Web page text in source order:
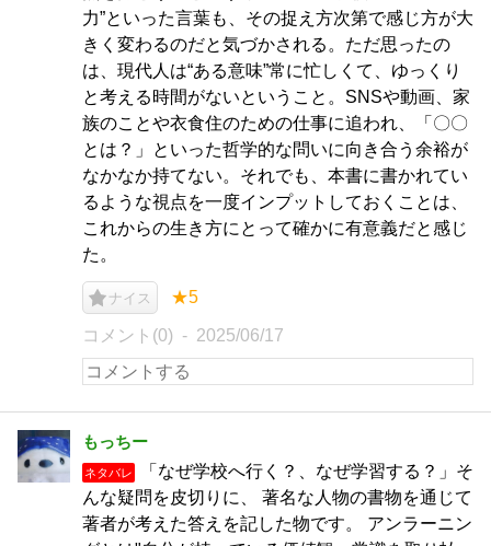
力”といった言葉も、その捉え方次第で感じ方が大
きく変わるのだと気づかされる。ただ思ったの
は、現代人は“ある意味”常に忙しくて、ゆっくり
と考える時間がないということ。SNSや動画、家
族のことや衣食住のための仕事に追われ、「〇〇
とは？」といった哲学的な問いに向き合う余裕が
なかなか持てない。それでも、本書に書かれてい
るような視点を一度インプットしておくことは、
これからの生き方にとって確かに有意義だと感じ
た。
ナイス ★5
コメント(0) 2025/06/17
もっちー
ネタバレ
「なぜ学校へ行く？、なぜ学習する？」そ
んな疑問を皮切りに、 著名な人物の書物を通じて
著者が考えた答えを記した物です。 アンラーニン